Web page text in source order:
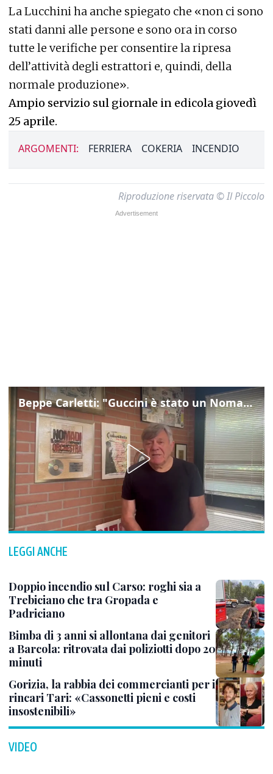
La Lucchini ha anche spiegato che «non ci sono
stati danni alle persone e sono ora in corso
tutte le verifiche per consentire la ripresa
dell’attività degli estrattori e, quindi, della
normale produzione».
Ampio servizio sul giornale in edicola giovedì
25 aprile.
ARGOMENTI: FERRIERA COKERIA INCENDIO
Riproduzione riservata © Il Piccolo
Beppe Carletti: "Guccini è stato un Nomade"
LEGGI ANCHE
Doppio incendio sul Carso: roghi sia a
Trebiciano che tra Gropada e
Padriciano
Bimba di 3 anni si allontana dai genitori
a Barcola: ritrovata dai poliziotti dopo 20
minuti
Gorizia, la rabbia dei commercianti per i
rincari Tari: «Cassonetti pieni e costi
insostenibili»
VIDEO